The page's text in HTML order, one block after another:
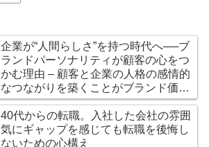
企業が“人間らしさ”を持つ時代へ──ブ
ランドパーソナリティが顧客の心をつ
かむ理由 – 顧客と企業の人格の感情的
なつながりを築くことがブランド価値
を左右する
40代からの転職。入社した会社の雰囲
気にギャップを感じても転職を後悔し
ないための心構え